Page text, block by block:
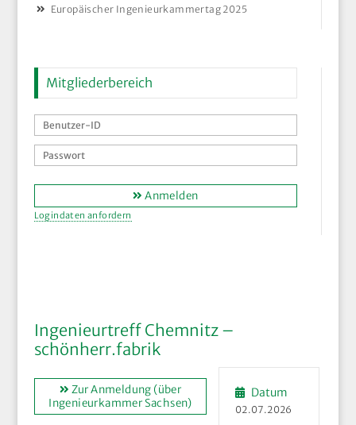
Europäischer Ingenieurkammertag 2025
Mitgliederbereich
Anmelden
Logindaten anfordern
Ingenieurtreff Chemnitz –
schönherr.fabrik
Zur Anmeldung (über
Ingenieurkammer Sachsen)
Datum
02.07.2026